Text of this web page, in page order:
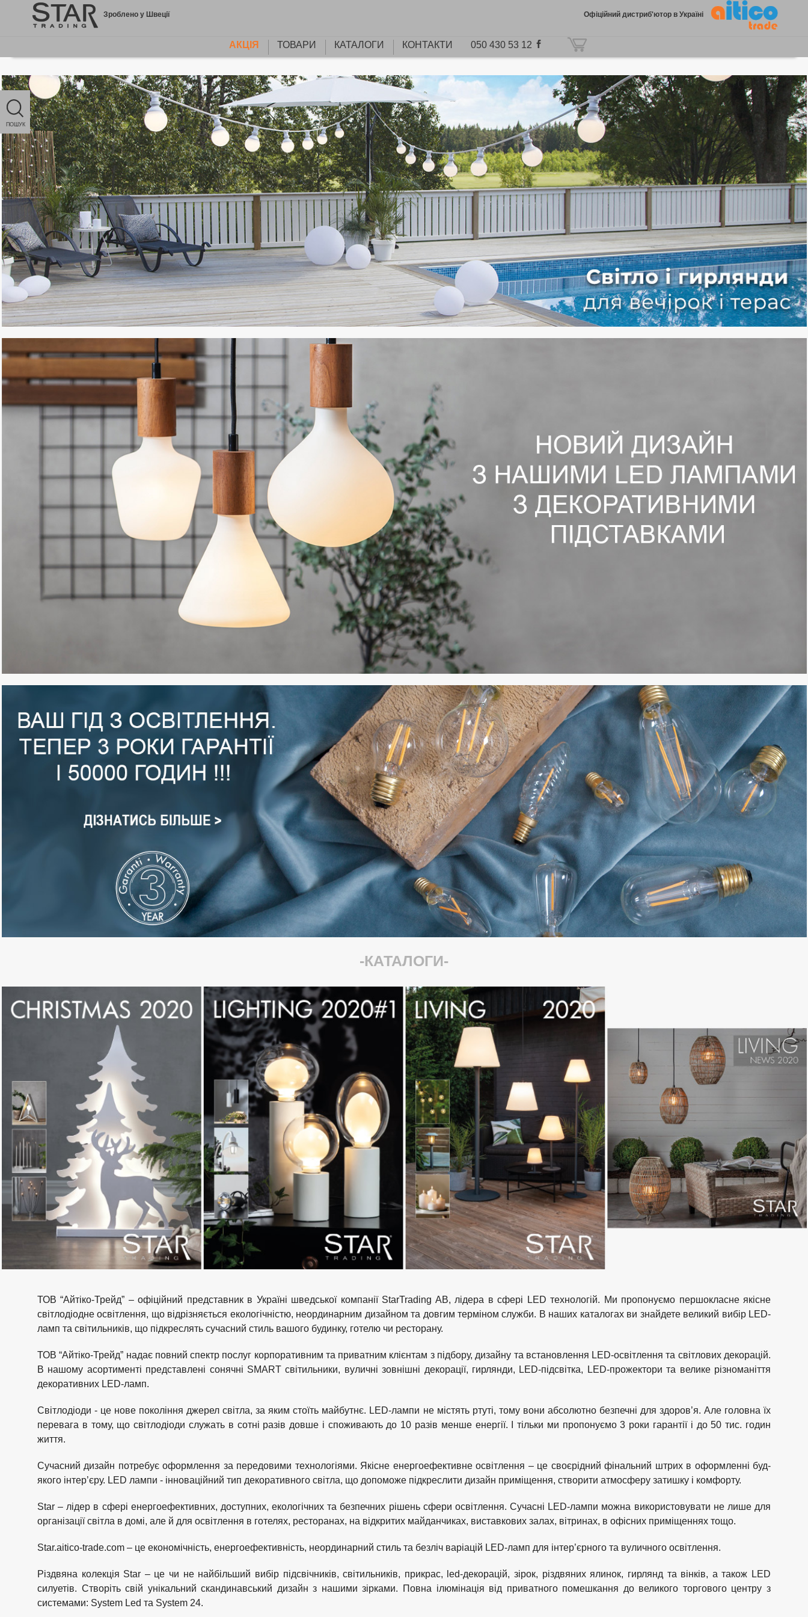
ПОШУК
Зроблено у Швеції Офіційний дистриб'ютор в Україні
АКЦІЯ ТОВАРИ КАТАЛОГИ КОНТАКТИ 050 430 53 12
-КАТАЛОГИ-
ТОВ “Айтіко-Трейд” – офіційний представник в Україні шведської компанії StarTrading AB, лідера в сфері LED технологій. Ми пропонуємо першокласне якісне
світлодіодне освітлення, що відрізняється екологічністю, неординарним дизайном та довгим терміном служби. В наших каталогах ви знайдете великий вибір LED-
ламп та світильників, що підкреслять сучасний стиль вашого будинку, готелю чи ресторану.
ТОВ “Айтіко-Трейд” надає повний спектр послуг корпоративним та приватним клієнтам з підбору, дизайну та встановлення LED-освітлення та світлових декорацій.
В нашому асортименті представлені сонячні SMART світильники, вуличні зовнішні декорації, гирлянди, LED-підсвітка, LED-прожектори та велике різноманіття
декоративних LED-ламп.
Світлодіоди - це нове покоління джерел світла, за яким стоїть майбутнє. LED-лампи не містять ртуті, тому вони абсолютно безпечні для здоров’я. Але головна їх
перевага в тому, що світлодіоди служать в сотні разів довше і споживають до 10 разів менше енергії. І тільки ми пропонуємо 3 роки гарантії і до 50 тис. годин
життя.
Сучасний дизайн потребує оформлення за передовими технологіями. Якісне енергоефективне освітлення – це своєрідний фінальний штрих в оформленні буд-
якого інтер’єру. LED лампи - інноваційний тип декоративного світла, що допоможе підкреслити дизайн приміщення, створити атмосферу затишку і комфорту.
Star – лідер в сфері енергоефективних, доступних, екологічних та безпечних рішень сфери освітлення. Сучасні LED-лампи можна використовувати не лише для
організації світла в домі, але й для освітлення в готелях, ресторанах, на відкритих майданчиках, виставкових залах, вітринах, в офісних приміщеннях тощо.
Star.aitico-trade.com – це економічність, енергоефективність, неординарний стиль та безліч варіацій LED-ламп для інтер’єрного та вуличного освітлення.
Різдвяна колекція Star – це чи не найбільший вибір підсвічників, світильників, прикрас, led-декорацій, зірок, різдвяних ялинок, гирлянд та вінків, а також LED
силуетів. Створіть свій унікальний скандинавський дизайн з нашими зірками. Повна ілюмінація від приватного помешкання до великого торгового центру з
системами: System Led та System 24.